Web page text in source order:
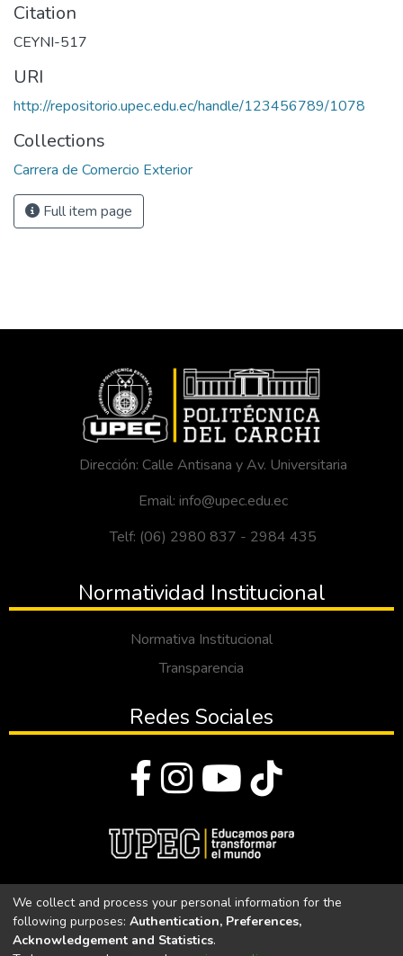
Citation
CEYNI-517
URI
http://repositorio.upec.edu.ec/handle/123456789/1078
Collections
Carrera de Comercio Exterior
Full item page
Dirección: Calle Antisana y Av. Universitaria
Email: info@upec.edu.ec
Telf: (06) 2980 837 - 2984 435
Normatividad Institucional
Normativa Institucional
Transparencia
Redes Sociales
Universidad Politécnica Estatal del Carchi
We collect and process your personal information for the
following purposes: Authentication, Preferences,
Acknowledgement and Statistics.